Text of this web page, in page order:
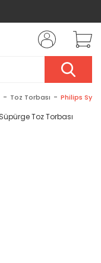
Toz Torbası Philips